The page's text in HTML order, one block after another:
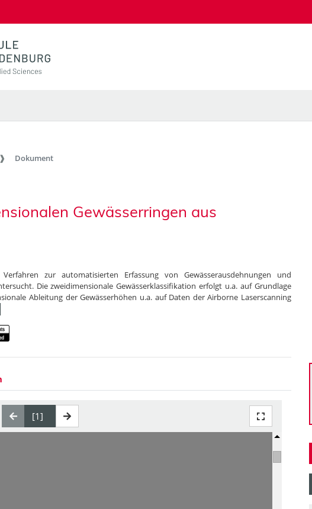
Dokument
Gewässerringen aus
zur automatisierten Erfassung von Gewässerausdehnungen und
Die zweidimensionale Gewässerklassifikation erfolgt u.a. auf Grundlage
Ableitung der Gewässerhöhen u.a. auf Daten der Airborne Laserscanning